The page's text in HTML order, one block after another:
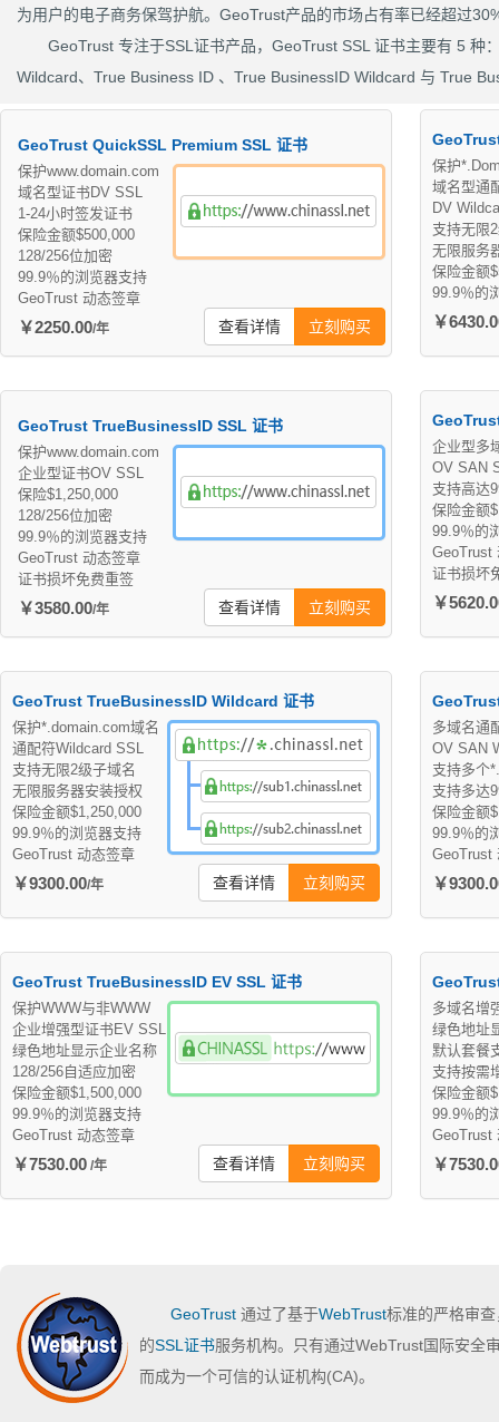
为用户的电子商务保驾护航。GeoTrust产品的市场占有率已经超过
GeoTrust 专注于SSL证书产品，GeoTrust SSL 证书主要有 5 种
Wildcard、True Business ID 、True BusinessID Wildcard 与 True
GeoTrust QuickSSL Premium SSL 证书
保护www.domain.com
域名型证书DV SSL
1-24小时签发证书
保险金额$500,000
128/256位加密
99.9％的浏览器支持
GeoTrust 动态签章
￥2250.00/年 查看详情 立刻购买
保护
域名型通
DV
支持无限
无限服务
保险金额
99.9％的
￥
GeoTrust TrueBusinessID SSL 证书
保护www.domain.com
企业型证书OV SSL
保险$1,250,000
128/256位加密
99.9％的浏览器支持
GeoTrust 动态签章
证书损坏免费重签
￥3580.00/年 查看详情 立刻购买
企业型多
OV SAN
支持高达
保险金额
99.9％的
GeoTrust
证书损坏
￥
GeoTrust TrueBusinessID Wildcard 证书
保护*.domain.com域名
通配符Wildcard SSL
支持无限2级子域名
无限服务器安装授权
保险金额$1,250,000
99.9％的浏览器支持
GeoTrust 动态签章
￥9300.00/年 查看详情 立刻购买
多域名通
OV SAN
支持多个
支持多达
保险金额
99.9％的
GeoTrust
￥
GeoTrust TrueBusinessID EV SSL 证书
保护WWW与非WWW
企业增强型证书EV SSL
绿色地址显示企业名称
128/256自适应加密
保险金额$1,500,000
99.9％的浏览器支持
GeoTrust 动态签章
￥7530.00 /年 查看详情 立刻购买
多域名增
绿色地址
默认套餐
支持按需
保险金额
99.9％的
GeoTrust
￥
GeoTrust 通过了基于WebTrust标准的严格审
的SSL证书服务机构。只有通过WebTrust国际安全
而成为一个可信的认证机构(CA)。